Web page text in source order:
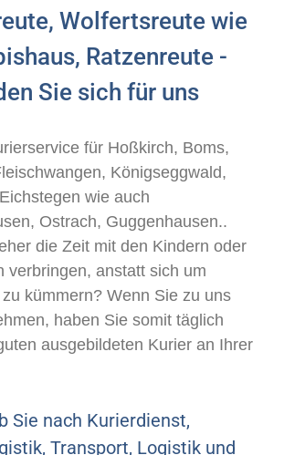
Wolfertsreute wie
Ratzenreute -
Sie sich für uns
für Hoßkirch, Boms,
Königseggwald,
wie auch
Ostrach, Guggenhausen..
die Zeit mit den Kindern oder
verbringen, anstatt sich um
kümmern? Wenn Sie zu uns
haben Sie somit täglich
ausgebildeten Kurier an Ihrer
Sie nach Kurierdienst,
Transport, Logistik und